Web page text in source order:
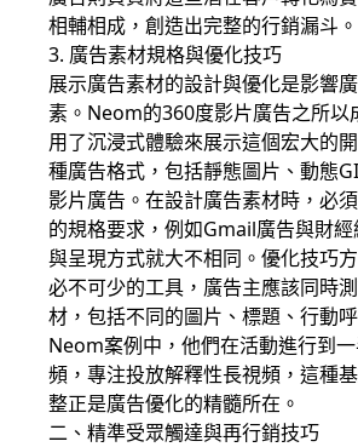
相輔相成，創造出完整的行銷漏斗。
3. 廣告素材規格與優化技巧
展示廣告素材的設計與優化是影響
素。Neom的360度影片廣告之所以
用了沉浸式體驗來展示這個宏大的
種廣告格式，包括靜態圖片、動態
影片廣告。在設計廣告素材時，必
的規格要求，例如Gmail廣告與財
與呈現方式就大不相同。優化技巧
必不可少的工具，廣告主應該同時
材，包括不同的圖片、標題、行動
Neom案例中，他們在活動進行到
頻，專注投放解釋性長視頻，這種
整正是廣告優化的精髓所在。
二、精準受眾觸達與再行銷技巧